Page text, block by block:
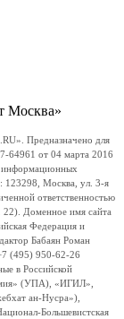
Москва»
Предназначено для
64961 от 04 марта 2016
информационных
123298, Москва, ул. 3-я
ответственностью
Доменное имя сайта
Федерация и
Бабаян Роман
(495) 950-62-26
в Российской
(УПА), «ИГИЛ»,
ан-Нусра»),
Большевистская